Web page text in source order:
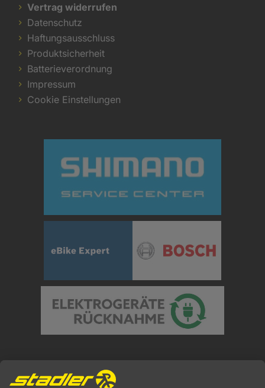
Vertrag widerrufen
Datenschutz
Haftungsausschluss
Produktsicherheit
Batterieverordnung
Impressum
Cookie Einstellungen